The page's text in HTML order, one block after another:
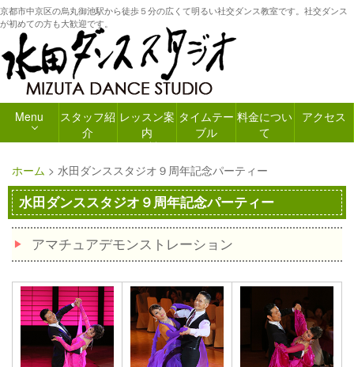
京都市中京区の烏丸御池駅から徒歩５分の広くて明るい社交ダンス教室です。社交ダンス
が初めての方も大歓迎です。
Menu
スタッフ紹
介
レッスン案
内
タイムテー
ブル
料金につい
て
アクセス
ホーム > 水田ダンススタジオ９周年記念パーティー
水田ダンススタジオ９周年記念パーティー
アマチュアデモンストレーション